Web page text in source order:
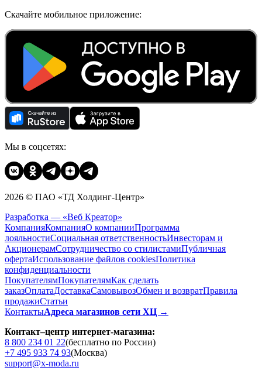
Скачайте мобильное приложение:
Мы в соцсетях:
2026 © ПАО «ТД Холдинг-Центр»
Разработка — «Веб Креатор»
КомпанияКомпанияО компанииПрограмма
лояльностиСоциальная ответственностьИнвесторам и
АкционерамСотрудничество со стилистамиПубличная
офертаИспользование файлов cookiesПолитика
конфиденциальности
ПокупателямПокупателямКак сделать
заказОплатаДоставкаCамовывозОбмен и возвратПравила
продажиСтатьи
КонтактыАдреса магазинов сети ХЦ →
Контакт–центр интернет-магазина:
8 800 234 01 22(бесплатно по России)
+7 495 933 74 93(Москва)
support@x-moda.ru